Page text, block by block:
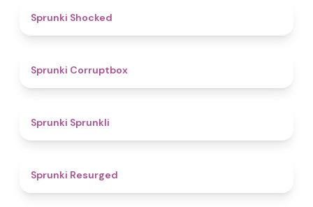
Sprunki Shocked
Sprunki Corruptbox
Sprunki Sprunkli
Sprunki Resurged